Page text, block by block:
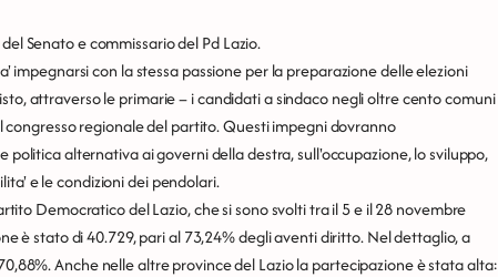
Senato e commissario del Pd Lazio.
impegnarsi con la stessa passione per la preparazione delle elezioni
attraverso le primarie – i candidati a sindaco negli oltre cento comuni
congresso regionale del partito. Questi impegni dovranno
politica alternativa ai governi della destra, sull'occupazione, lo sviluppo,
e le condizioni dei pendolari.
Democratico del Lazio, che si sono svolti tra il 5 e il 28 novembre
è stato di 40.729, pari al 73,24% degli aventi diritto. Nel dettaglio, a
Anche nelle altre province del Lazio la partecipazione è stata alta: